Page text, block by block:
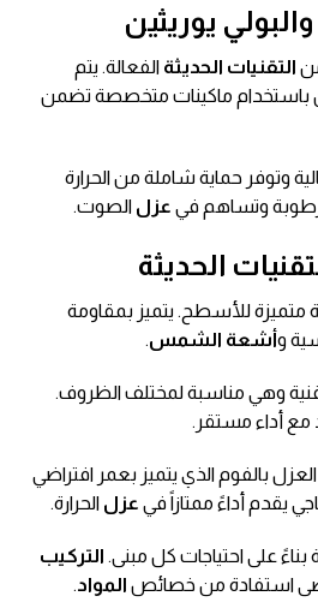
يوريثين
التقنيات الحديثة الفعالة. يتم
باستخدام ماكينات متخصصة تضمن
وتوفر حماية شاملة من الحرارة
وتساهم في عزل الصوت.
الحديثة
متميزة للأسطح. يتميز بمقاومة
وأشعة الشمس.
وهي مناسبة لمختلف الظروف.
مع أداء مستقر.
العزل بالفوم الذي يتميز بعمر افتراضي
يقدم أداءً ممتازاً في عزل الحرارة.
بناءً على احتياجات كل مبنى. التركيب
استفادة من خصائص المواد.